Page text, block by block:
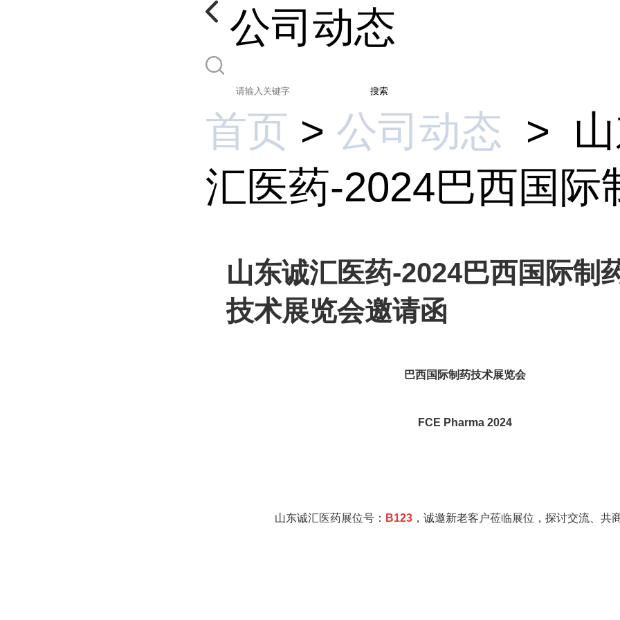
公司动态
搜索
首页 > 公司动态 >
汇医药-2024巴西国际
山东诚汇医药-2024巴西国际制
技术展览会邀请函
巴西国际制药技术展览会
FCE Pharma 2024
山东诚汇医药展位号： B123，诚邀新老客户莅临展位，探讨交流、共